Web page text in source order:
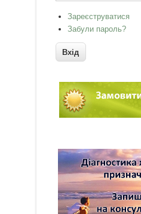
Зареєструватися
Забули пароль?